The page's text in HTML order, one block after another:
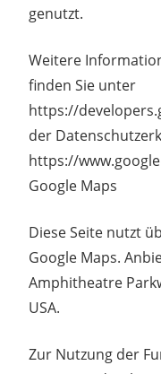
genutzt.
Weitere
finden Sie unter
https://
der
https://
Google Maps
Diese Seite nutzt
Google Maps.
Amphitheatre
USA.
Zur Nutzung der